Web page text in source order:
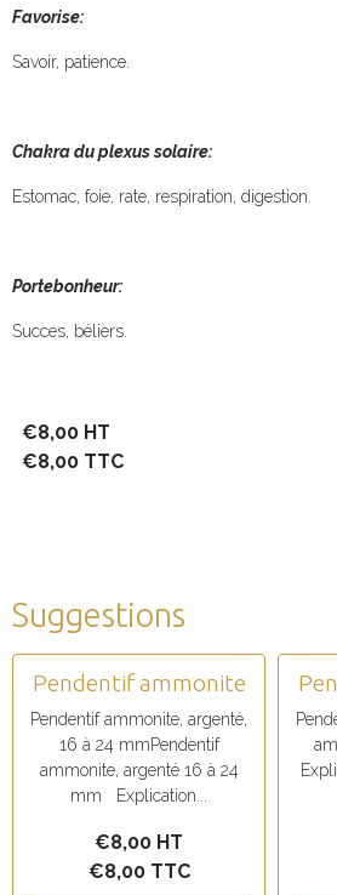
Favorise:
Savoir, patience.
Chakra du plexus solaire:
Estomac, foie, rate, respiration, digestion.
Portebonheur:
Succes, béliers.
€8,00 HT
€8,00 TTC
Suggestions
Pendentif ammonite
Pendentif ammonite, argenté,
16 à 24 mmPendentif
ammonite, argenté 16 à 24
mm Explication...
€8,00 HT
€8,00 TTC